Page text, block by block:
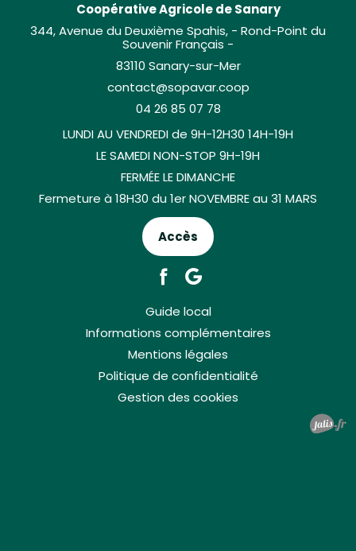
Coopérative Agricole de Sanary
344, Avenue du Deuxième Spahis, - Rond-Point du
Souvenir Français -
83110 Sanary-sur-Mer
contact@sopavar.coop
04 26 85 07 78
LUNDI AU VENDREDI de 9H-12H30 14H-19H
LE SAMEDI NON-STOP 9H-19H
FERMÉE LE DIMANCHE
Fermeture à 18H30 du 1er NOVEMBRE au 31 MARS
Accès
Guide local
Informations complémentaires
Mentions légales
Politique de confidentialité
Gestion des cookies